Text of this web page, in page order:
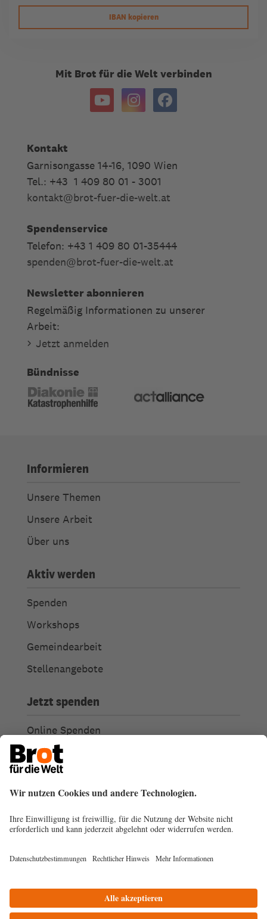
IBAN kopieren
Mit Brot für die Welt verbinden
Kontakt
Garnisongasse 14-16, 1090 Wien
Tel.: +43 1 409 80 01 - 3001
kontakt@brot-fuer-die-welt.at
Spendenservice
Telefon: +43 1 409 80 01-35444
spenden@brot-fuer-die-welt.at
Newsletter abonnieren
Regelmäßig Informationen zu unserer
Arbeit:
Jetzt anmelden
Bündnisse
Informieren
Unsere Themen
Unsere Arbeit
Über uns
Aktiv werden
Spenden
Workshops
Gemeindearbeit
Stellenangebote
Jetzt spenden
Online Spenden
Weitere Spendenmöglichkeiten
Ich habe Fragen zu meiner Spende
Spendengütesiegel
Transparenz
© 2026
Impressum Datenschutz